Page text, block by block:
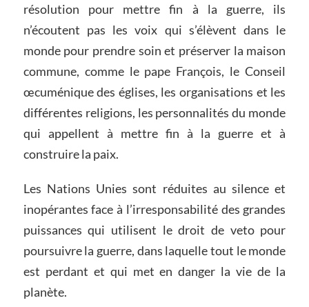
résolution pour mettre fin à la guerre, ils
n’écoutent pas les voix qui s’élèvent dans le
monde pour prendre soin et préserver la maison
commune, comme le pape François, le Conseil
œcuménique des églises, les organisations et les
différentes religions, les personnalités du monde
qui appellent à mettre fin à la guerre et à
construire la paix.
Les Nations Unies sont réduites au silence et
inopérantes face à l’irresponsabilité des grandes
puissances qui utilisent le droit de veto pour
poursuivre la guerre, dans laquelle tout le monde
est perdant et qui met en danger la vie de la
planète.